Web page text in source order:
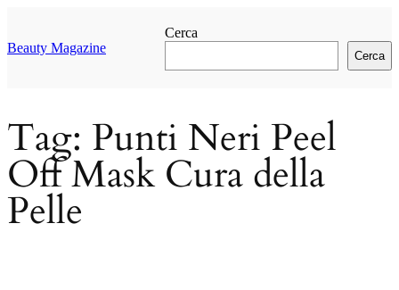
contenuto
Beauty Magazine
Cerca
Cerca
Tag: Punti Neri Peel
Off Mask Cura della
Pelle